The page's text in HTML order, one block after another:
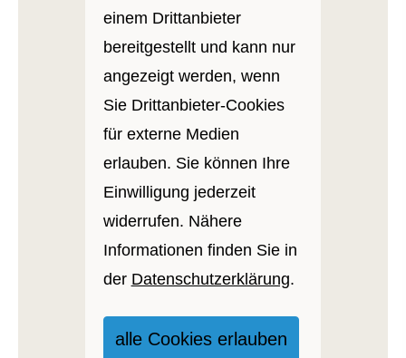
einem Drittanbieter
bereitgestellt und kann nur
angezeigt werden, wenn
Sie Drittanbieter-Cookies
für externe Medien
erlauben. Sie können Ihre
Einwilligung jederzeit
widerrufen. Nähere
Informationen finden Sie in
der Datenschutzerklärung.
alle Cookies erlauben